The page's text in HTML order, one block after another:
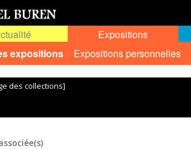
Expositions
expositions
Expositions personnelles
des collections]